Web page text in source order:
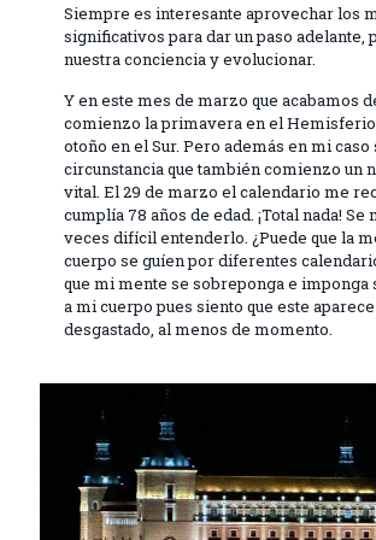
Siempre es interesante aprovechar los
significativos para dar un paso adelante,
nuestra conciencia y evolucionar.
Y en este mes de marzo que acabamos
comienzo la primavera en el
otoño en el Sur. Pero además en mi caso
circunstancia que también comienzo un
vital. El 29 de marzo el calendario me
cumplía 78 años de edad. ¡Total nada! Se
veces difícil entenderlo. ¿Puede que la
cuerpo se guíen por diferentes
que mi mente se sobreponga e imponga
a mi cuerpo pues siento que este
desgastado, al menos de momento.